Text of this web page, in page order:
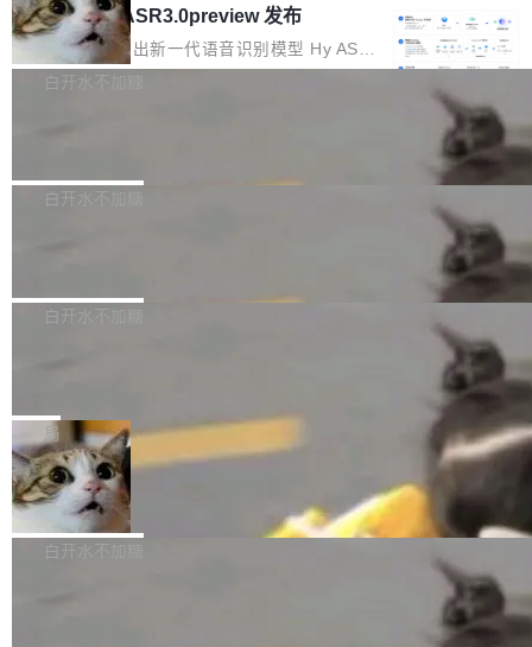
理解大规模代码仓时面临显著"代码仓理解"瓶
颈。 代码仓深度理解服务（以下简称" CodeBas
e深度理解服务"）是华为云码道（CodeA...
数据。2024年9月3日下午4点，他使用此前登录
的账号密码进入A集群，输入了一条被程序员圈
称为"删库跑路"的命令——最高管理员权限、无
自研的多个文生3D和...
oE 架构的大模型，好用到让人上瘾，但 GPU 显
存永远不够用。 Cloudflare 的 Workers AI 团队
一直在跑这些模型的推理。他们在官方博客上发
整性保护。效果是：吞吐量提升 41%，每 token
腾讯混元 Hy ASR3.0preview 发布
腾讯混元正式推出新一代语音识别模型 Hy ASR
3.0preview。基于最新一代大语言模型 Hy3 的
让语音识别不再只是听清，而是真正听懂。通过
w 不要求标准普通话，方言识别覆盖粤语、吴语
白开水不加糖
新和少量网页兼容性修复版本。 Changes/fixe
容提供的字体时出现的几个问题 为避免音频加
质的最低采样率）的音频格式将被拒绝 修复了 C
SS 圆角虚线样式中可能存在的问题 如果表单中
的图像元素不在同一个子树中，则它们将不再关
联 加...
白开水不加糖
发布的 Release Notes，他利用 AI 工具（如 Co
最强的若干项。对于尚未正式发版的 PG 19，则
通过拉取过去一年内（从 PG 18 Beta1 时间点
至今）的所有 commit，同样交由 AI 分析提炼。
经过人工复核，准确度令人满意。这一方法也为
社区爱好者提供了高效跟踪新版本的思路。
白开水不加糖
维护工作一直与我的日常工作、家务、社交生活
和休闲娱乐竞争时间。" 这是 libexpat 维护者 S
ebastian Pipping 写在博客里的话。8 月 4 日，
他宣布了一个新消息：从 2026 年 8 月 1 日起，
他可以全职维护 libexpat 了，最长 6 个月。发
局
Firefox 153.0.3 发布
Firefox 153.0.3 现已发布，具体更新内容如
下： New Smart Window 包含多项增强功能：
白开水不加糖